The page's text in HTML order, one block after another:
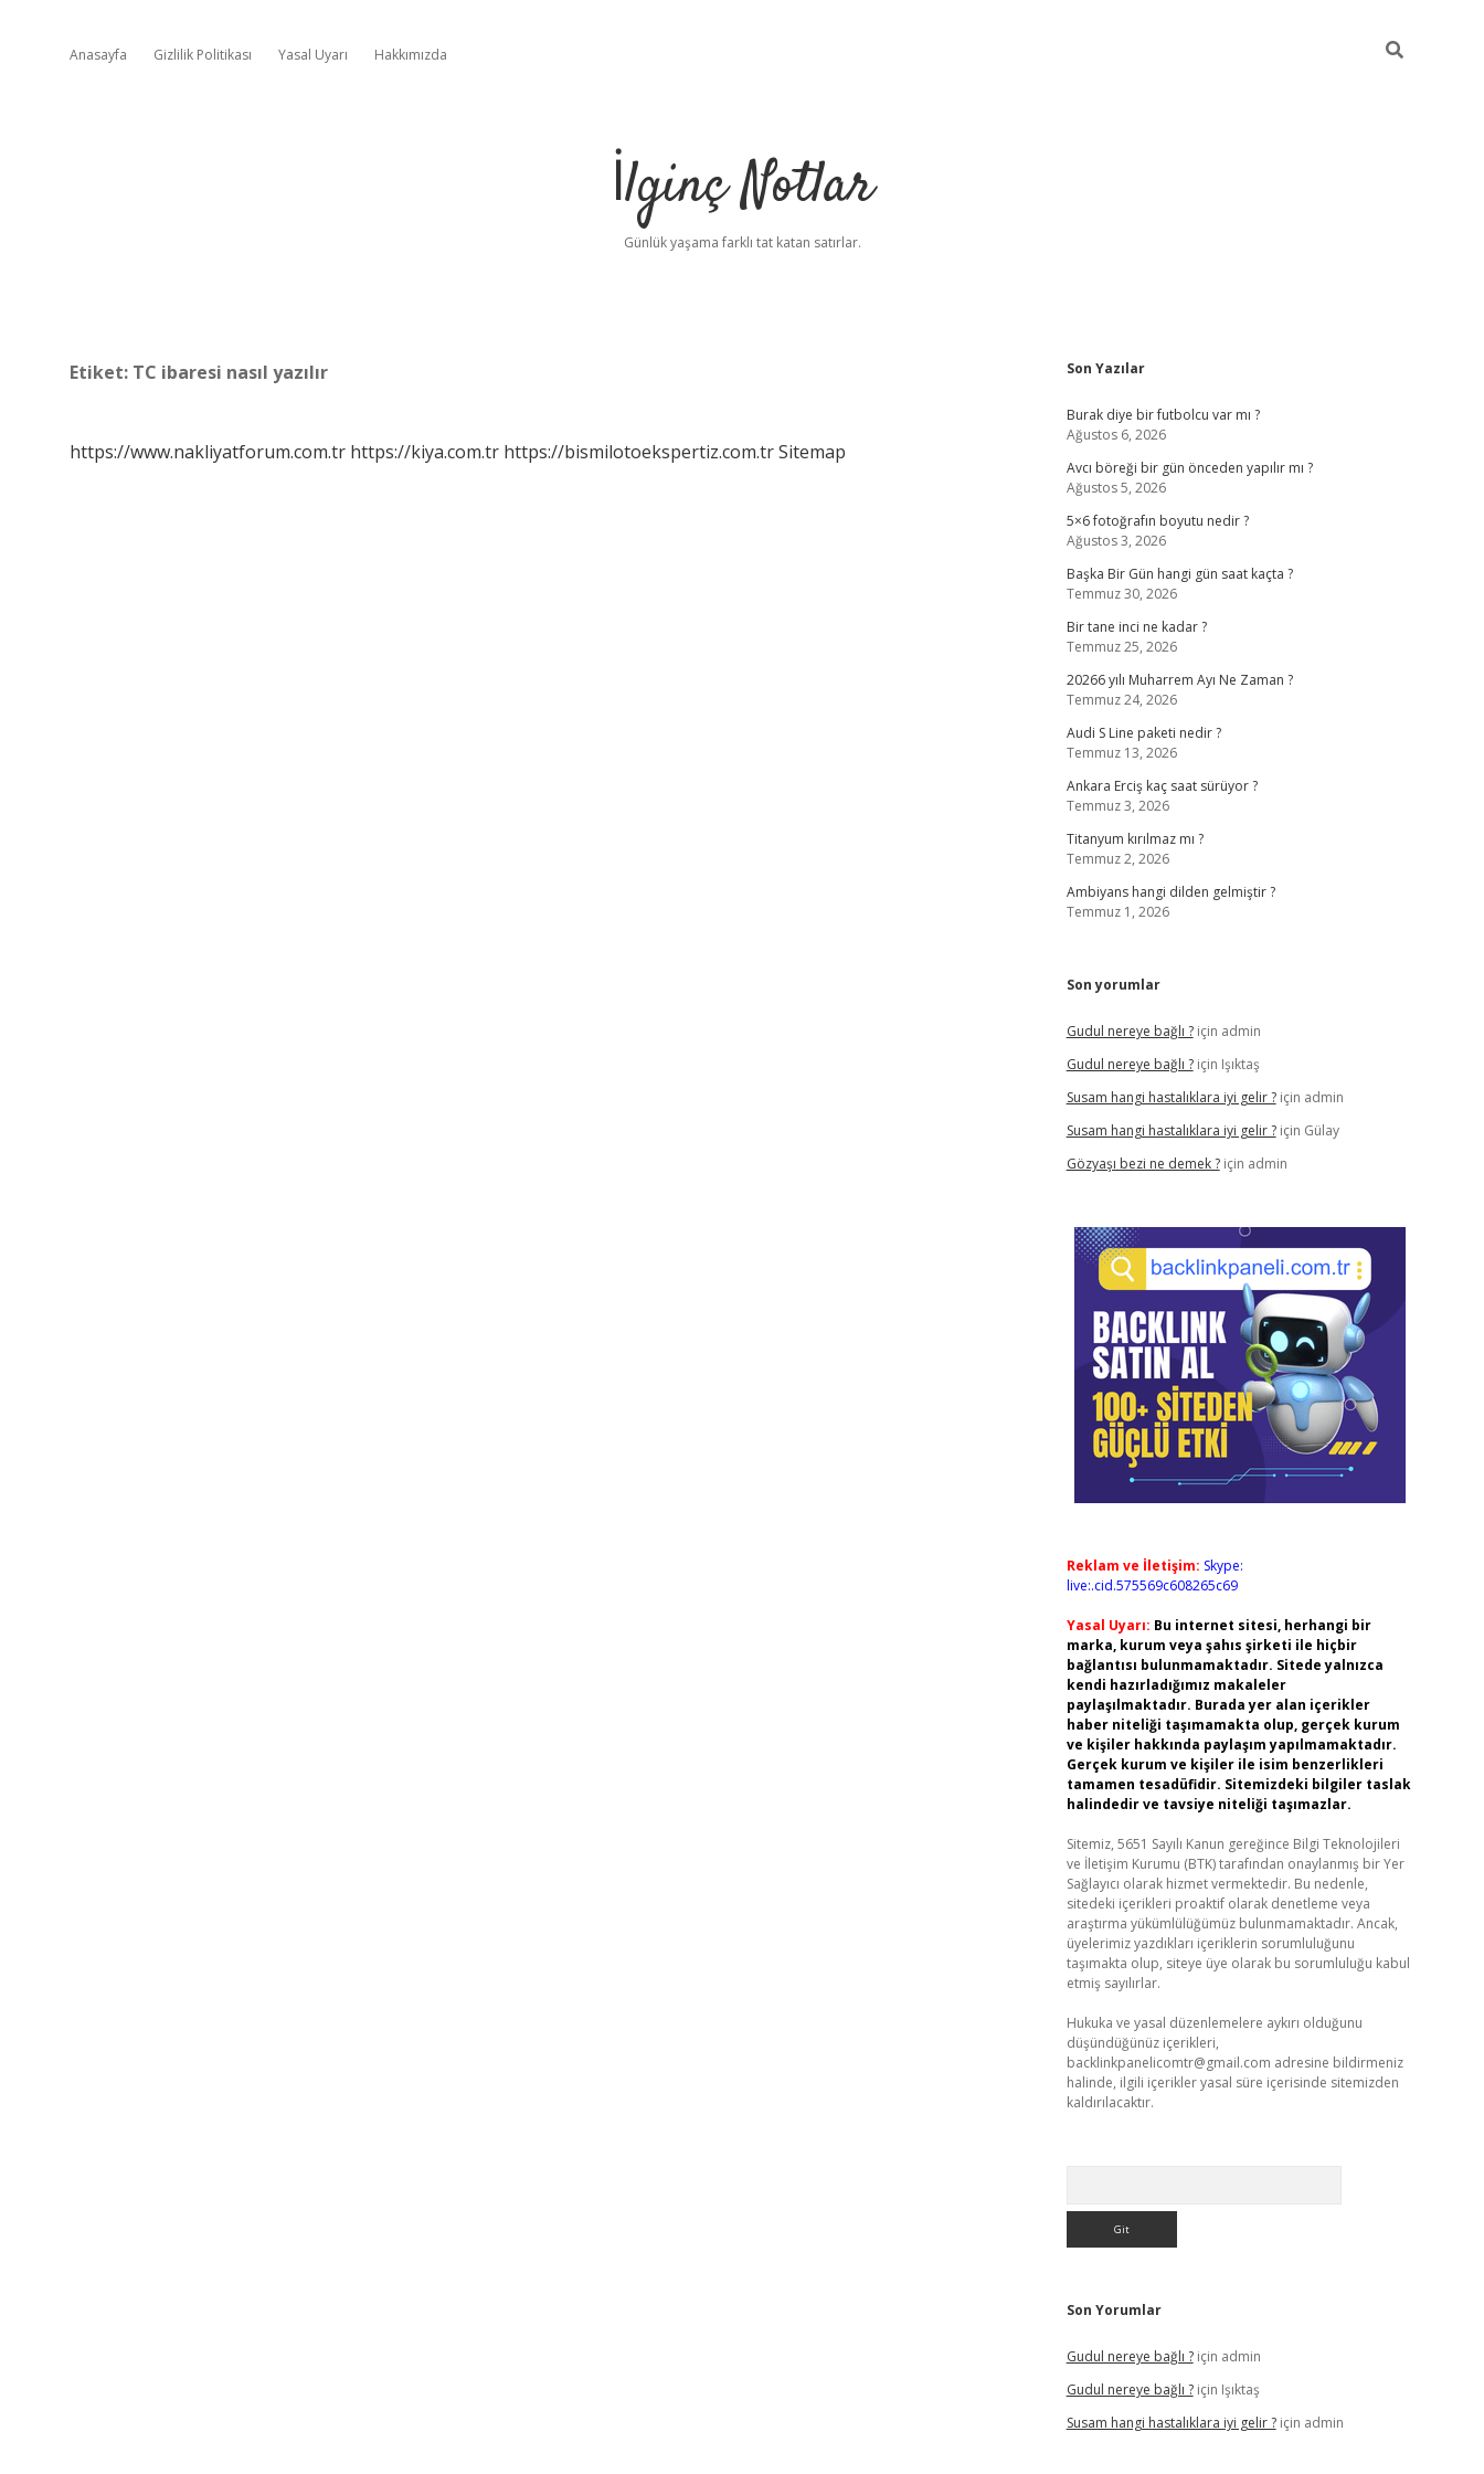
Anasayfa Gizlilik Politikası Yasal Uyarı Hakkımızda
İlginç Notlar
Günlük yaşama farklı tat katan satırlar.
Etiket: TC ibaresi nasıl yazılır
https://www.nakliyatforum.com.tr https://kiya.com.tr https://bismilotoekspertiz.com.trSitemap
Sidebar
Son Yazılar
Burak diye bir futbolcu var mı ?
Ağustos 6, 2026
Avcı böreği bir gün önceden yapılır mı ?
Ağustos 5, 2026
5×6 fotoğrafın boyutu nedir ?
Ağustos 3, 2026
Başka Bir Gün hangi gün saat kaçta ?
Temmuz 30, 2026
Bir tane inci ne kadar ?
Temmuz 25, 2026
20266 yılı Muharrem Ayı Ne Zaman ?
Temmuz 24, 2026
Audi S Line paketi nedir ?
Temmuz 13, 2026
Ankara Erciş kaç saat sürüyor ?
Temmuz 3, 2026
Titanyum kırılmaz mı ?
Temmuz 2, 2026
Ambiyans hangi dilden gelmiştir ?
Temmuz 1, 2026
Son yorumlar
Gudul nereye bağlı ?için admin
Gudul nereye bağlı ?için Işıktaş
Susam hangi hastalıklara iyi gelir ?için admin
Susam hangi hastalıklara iyi gelir ?için Gülay
Gözyaşı bezi ne demek ?için admin
Reklam ve İletişim: Skype:
live:.cid.575569c608265c69
Yasal Uyarı: Bu internet sitesi, herhangi bir
marka, kurum veya şahıs şirketi ile hiçbir
bağlantısı bulunmamaktadır. Sitede yalnızca
kendi hazırladığımız makaleler
paylaşılmaktadır. Burada yer alan içerikler
haber niteliği taşımamakta olup, gerçek kurum
ve kişiler hakkında paylaşım yapılmamaktadır.
Gerçek kurum ve kişiler ile isim benzerlikleri
tamamen tesadüfidir. Sitemizdeki bilgiler taslak
halindedir ve tavsiye niteliği taşımazlar.
Sitemiz, 5651 Sayılı Kanun gereğince Bilgi Teknolojileri
ve İletişim Kurumu (BTK) tarafından onaylanmış bir Yer
Sağlayıcı olarak hizmet vermektedir. Bu nedenle,
sitedeki içerikleri proaktif olarak denetleme veya
araştırma yükümlülüğümüz bulunmamaktadır. Ancak,
üyelerimiz yazdıkları içeriklerin sorumluluğunu
taşımakta olup, siteye üye olarak bu sorumluluğu kabul
etmiş sayılırlar.
Hukuka ve yasal düzenlemelere aykırı olduğunu
düşündüğünüz içerikleri,
backlinkpanelicomtr@gmail.com adresine bildirmeniz
halinde, ilgili içerikler yasal süre içerisinde sitemizden
kaldırılacaktır.
Son Yorumlar
Gudul nereye bağlı ?için admin
Gudul nereye bağlı ?için Işıktaş
Susam hangi hastalıklara iyi gelir ?için admin